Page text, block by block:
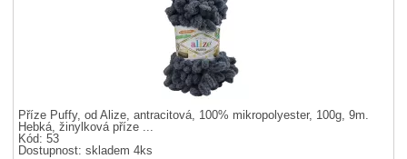
Příze Puffy, od Alize, antracitová, 100% mikropolyester, 100g, 9m.
Hebká, žinylková příze ...
Kód: 53
Dostupnost:skladem 4ks